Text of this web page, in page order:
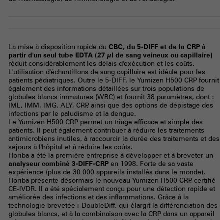
La mise à disposition rapide du CBC, du 5-DIFF et de la CRP à
partir d'un seul tube EDTA (27 µl de sang veineux ou capillaire)
réduit considérablement les délais d'exécution et les coûts.
L'utilisation d'échantillons de sang capillaire est idéale pour les
patients pédiatriques. Outre le 5-DIFF, le Yumizen H500 CRP fournit
également des informations détaillées sur trois populations de
globules blancs immatures (WBC) et fournit 38 paramètres, dont :
IML, IMM, IMG, ALY, CRP, ainsi que des options de dépistage des
infections par le paludisme et la dengue.
Le Yumizen H500 CRP permet un triage efficace et simple des
patients. Il peut également contribuer à réduire les traitements
antimicrobiens inutiles, à raccourcir la durée des traitements et des
séjours à l'hôpital et à réduire les coûts.
Horiba a été la première entreprise à développer et à breveter un
analyseur combiné 3-DIFF-CRP en 1998. Forte de sa vaste
expérience (plus de 30 000 appareils installés dans le monde),
Horiba présente désormais le nouveau Yumizen H500 CRP, certifié
CE-IVDR. Il a été spécialement conçu pour une détection rapide et
améliorée des infections et des inflammations. Grâce à la
technologie brevetée i-DoubleDiff, qui élargit la différenciation des
globules blancs, et à la combinaison avec la CRP dans un appareil